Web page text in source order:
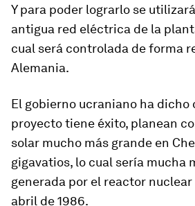
Y para poder lograrlo se
antigua red eléctrica de la
cual será controlada de forma
Alemania.
El gobierno ucraniano ha dicho
proyecto tiene éxito, planean
solar mucho más grande en
gigavatios, lo cual sería mucha
generada por el reactor nuclear
abril de 1986.